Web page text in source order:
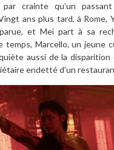
par crainte qu’un
ans plus tard, à Rome,
et Mei part à sa
temps, Marcello, un jeune
aussi de la disparition
endetté d’un